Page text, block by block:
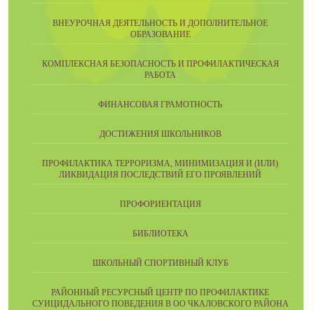
ВНЕУРОЧНАЯ ДЕЯТЕЛЬНОСТЬ И ДОПОЛНИТЕЛЬНОЕ
ОБРАЗОВАНИЕ
КОМПЛЕКСНАЯ БЕЗОПАСНОСТЬ И ПРОФИЛАКТИЧЕСКАЯ
РАБОТА
ФИНАНСОВАЯ ГРАМОТНОСТЬ
ДОСТИЖЕНИЯ ШКОЛЬНИКОВ
ПРОФИЛАКТИКА ТЕРРОРИЗМА, МИНИМИЗАЦИЯ И (ИЛИ)
ЛИКВИДАЦИЯ ПОСЛЕДСТВИЙ ЕГО ПРОЯВЛЕНИЙ
ПРОФОРИЕНТАЦИЯ
БИБЛИОТЕКА
ШКОЛЬНЫЙ СПОРТИВНЫЙ КЛУБ
РАЙОННЫЙ РЕСУРСНЫЙ ЦЕНТР ПО ПРОФИЛАКТИКЕ
СУИЦИДАЛЬНОГО ПОВЕДЕНИЯ В ОО ЧКАЛОВСКОГО РАЙОНА